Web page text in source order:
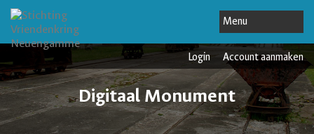
Login Account aanmaken
Digitaal Monument